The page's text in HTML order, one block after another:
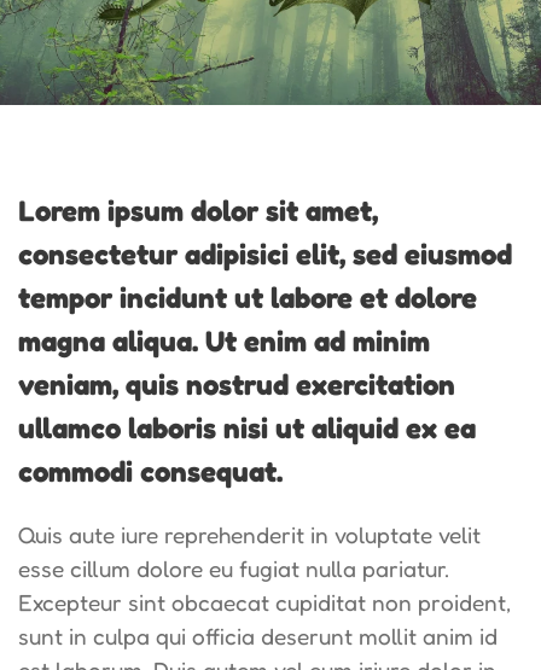
Lorem ipsum dolor sit amet,
consectetur adipisici elit, sed eiusmod
tempor incidunt ut labore et dolore
magna aliqua. Ut enim ad minim
veniam, quis nostrud exercitation
ullamco laboris nisi ut aliquid ex ea
commodi consequat.
Quis aute iure reprehenderit in voluptate velit
esse cillum dolore eu fugiat nulla pariatur.
Excepteur sint obcaecat cupiditat non proident,
sunt in culpa qui officia deserunt mollit anim id